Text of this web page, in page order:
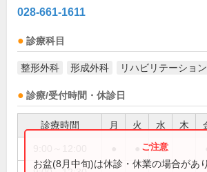
028-661-1611
診療科目
整形外科 形成外科 リハビリテーショ
診療/受付時間・休診日
診療時間 月 火 水 木
●
お盆(8月中旬)は休診・休業の場合があ